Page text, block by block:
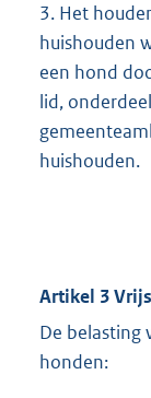
3. Het
huishouden
een hond
lid,
huishouden.
Artikel 3
De belasting
honden: